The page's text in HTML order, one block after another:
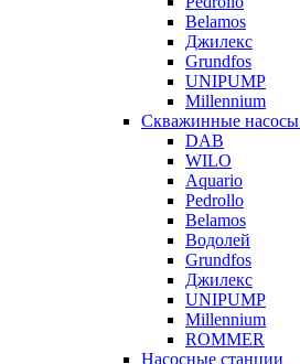
Belamos
Джилекс
Grundfos
UNIPUMP
Millennium
Скважинные насосы
DAB
WILO
Aquario
Pedrollo
Belamos
Водолей
Grundfos
Джилекс
UNIPUMP
Millennium
ROMMER
Насосные станции